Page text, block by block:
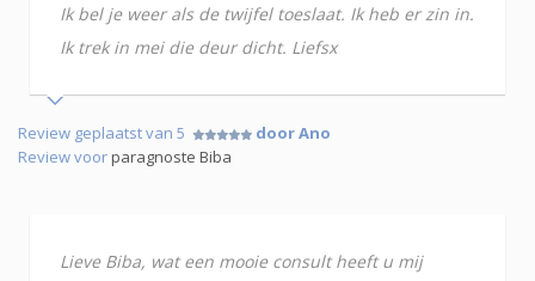
Ik bel je weer als de twijfel toeslaat. Ik heb er zin in.
Ik trek in mei die deur dicht. Liefsx
Review geplaatst van 5
door Ano
Review voorparagnoste Biba
Lieve Biba, wat een mooie consult heeft u mij